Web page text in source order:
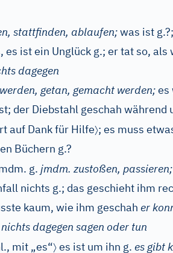
stattfinden, ablaufen;was ist
es ist ein Unglück g.; er tat so,
dagegen
getan, gemacht werden;es
der Diebstahl geschah während
auf Dank für Hilfe〉; es muss
Büchern g.?
g. jmdm. zustoßen, passieren;
nichts g.; das geschieht ihm
kaum, wie ihm geschah er
dagegen sagen oder tun
mit „es“〉es ist um ihn g. es gibt